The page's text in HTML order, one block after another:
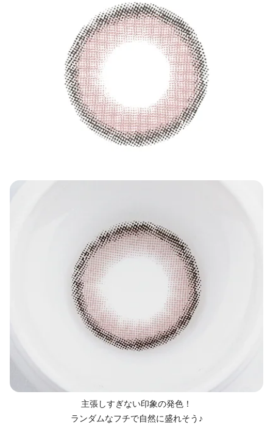
主張しすぎない印象の発色！
ランダムなフチで自然に盛れそう♪